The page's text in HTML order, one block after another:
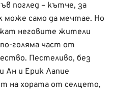
поглед – кътче, за
може само да мечтае. Но
неговите жители
голяма част от
Пестеливо, без
Ан и Ерик Лапие
на хората от селцето,